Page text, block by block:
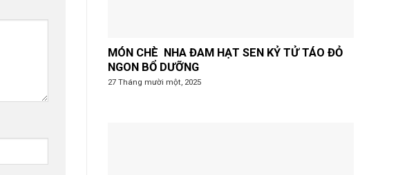
MÓN CHÈ NHA ĐAM HẠT SEN KỶ TỬ TÁO ĐỎ
NGON BỔ DƯỠNG
27 Tháng mười một, 2025